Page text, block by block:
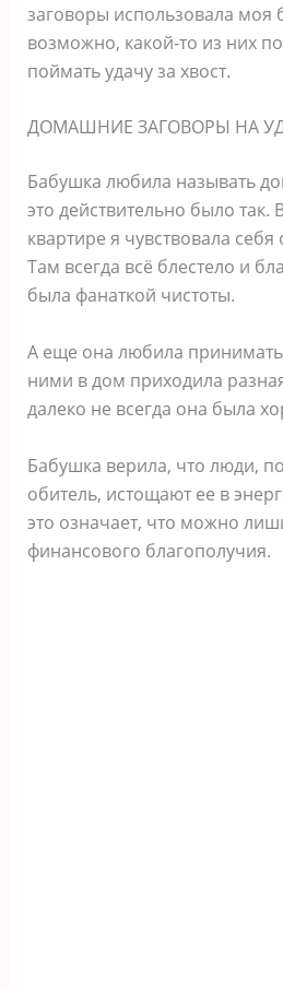
заговоры использовала моя
возможно, какой-то из них
поймать удачу за хвост.
ДОМАШНИЕ ЗАГОВОРЫ НА
Бабушка любила называть
это действительно было
квартире я чувствовала
Там всегда всё блестело и
была фанаткой чистоты.
А еще она любила принимать
ними в дом приходила
далеко не всегда она была
Бабушка верила, что люди,
обитель, истощают ее в
это означает, что можно
финансового благополучия.